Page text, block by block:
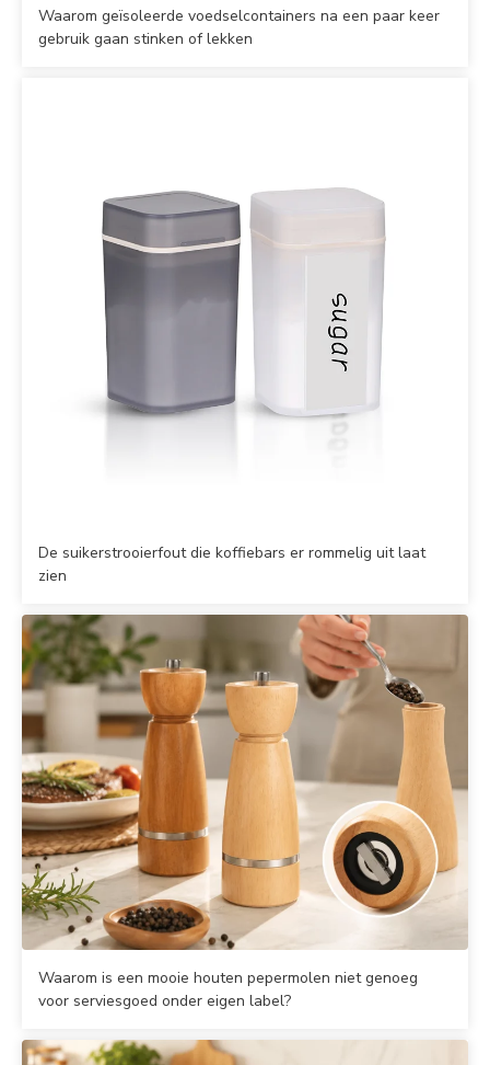
Waarom geïsoleerde voedselcontainers na een paar keer
gebruik gaan stinken of lekken
De suikerstrooierfout die koffiebars er rommelig uit laat
zien
Waarom is een mooie houten pepermolen niet genoeg
voor serviesgoed onder eigen label?